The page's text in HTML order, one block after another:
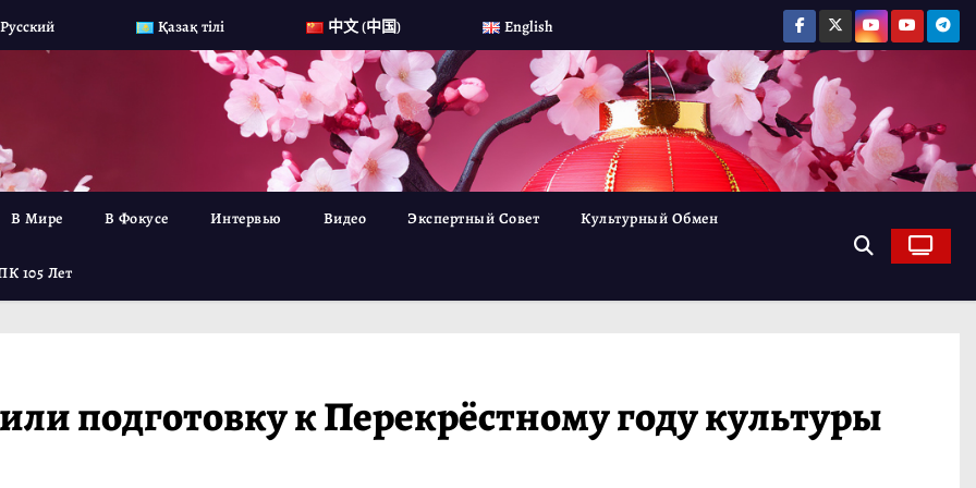
Русский Қазақ тілі 中文 (中国) English
В Мире В Фокусе Интервью Видео Экспертный Совет Культурный Обмен
105 Лет
подготовку к Перекрёстному году культуры